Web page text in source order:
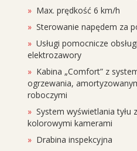
Max. prędkość 6 km/h
Sterowanie napędem za
Usługi pomocnicze
elektrozawory
Kabina „Comfort” z
ogrzewania,
roboczymi
System wyświetlania tyłu
kolorowymi kamerami
Drabina inspekcyjna